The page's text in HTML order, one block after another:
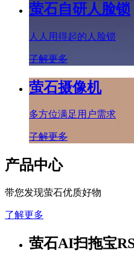
萤石自研人脸锁
人人用得起的人脸锁
了解更多
萤石摄像机
多方位满足用户需求
了解更多
产品中心
带您发现萤石优质好物
了解更多
萤石AI扫拖宝